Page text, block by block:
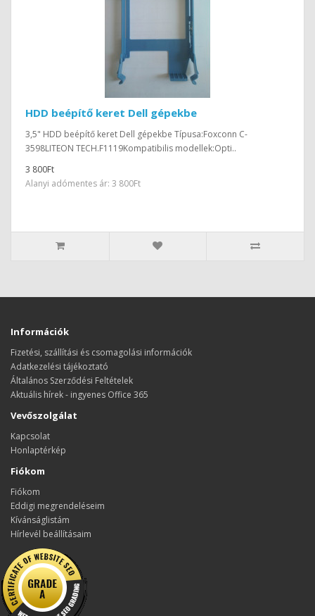
HDD beépítő keret Dell gépekbe
3,5" HDD beépítő keret Dell gépekbe Típusa:Foxconn C-
3598LITEON TECH.F1119Kompatibilis modellek:Opti..
3 800Ft
Alanyi adómentes ár: 3 800Ft
Információk
Fizetési, szállítási és csomagolási információk
Adatkezelési tájékoztató
Általános Szerződési Feltételek
Aktuális hírek - ingyenes Office 365
Vevőszolgálat
Kapcsolat
Honlaptérkép
Fiókom
Fiókom
Eddigi megrendeléseim
Kívánságlistám
Hírlevél beállításaim